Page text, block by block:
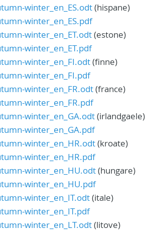
winter_en_ES.odt(hispane)
winter_en_ES.pdf
winter_en_ET.odt(estone)
winter_en_ET.pdf
winter_en_FI.odt(finne)
winter_en_FI.pdf
winter_en_FR.odt(france)
winter_en_FR.pdf
winter_en_GA.odt(irlandgaele)
winter_en_GA.pdf
winter_en_HR.odt(kroate)
winter_en_HR.pdf
winter_en_HU.odt(hungare)
winter_en_HU.pdf
winter_en_IT.odt(itale)
winter_en_IT.pdf
winter_en_LT.odt(litove)